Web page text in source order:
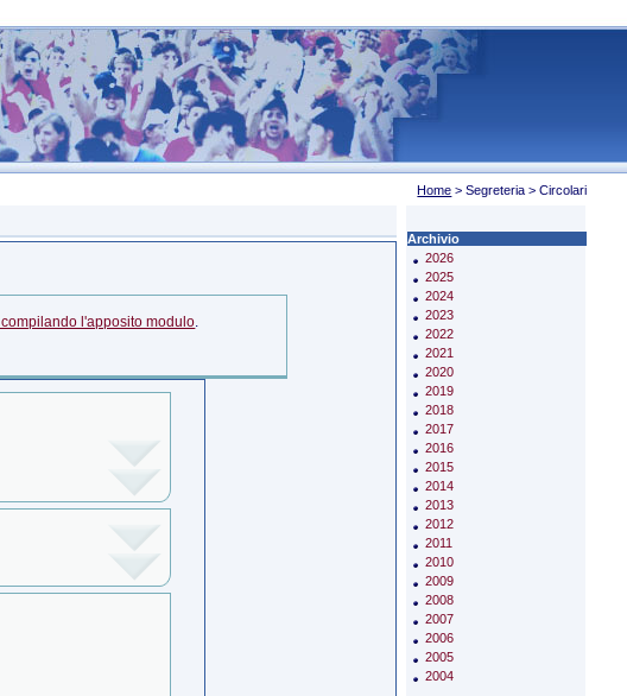
Home > Segreteria > Circolari
compilando l'apposito modulo.
Archivio
2026
2025
2024
2023
2022
2021
2020
2019
2018
2017
2016
2015
2014
2013
2012
2011
2010
2009
2008
2007
2006
2005
2004